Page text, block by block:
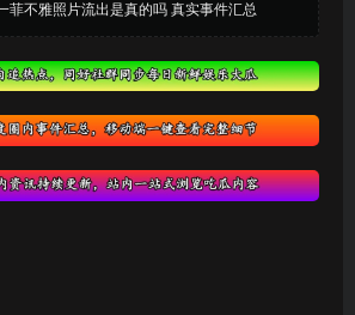
菲不雅照片流出是真的吗 真实事件汇总